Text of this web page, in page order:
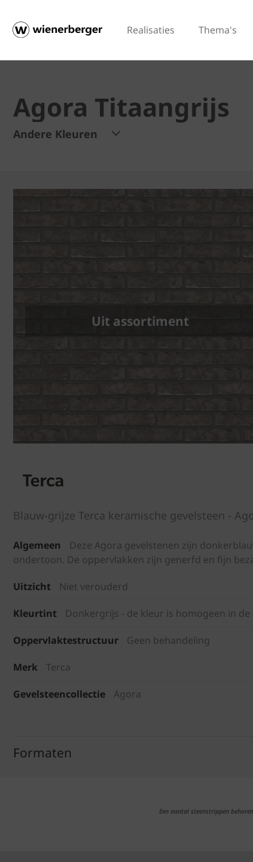
Realisaties Thema's
Agora Titaangrijs
Andere Kleuren
Uit assortiment
Blauw-grijze Terca keramische gevelsteen -
Algemeen
Deze Agora gevelstenen zijn
ondertoon. De oppervlakken zijn generfd en fijn
Uitzicht Niet verouderd
Kleurtint Donkergrijs - de kleur is homogeen in de
Oppervlaktestructuur Geen behandeling
Merk Terca
Gevelsteencollectie Agora
Formaten
Een aantal steenstrippen